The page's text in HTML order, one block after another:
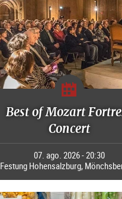
Best of Mozart
Concert
07. ago. 2026 - 20:30
Festung Hohensalzburg,